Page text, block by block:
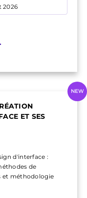
2026
ET SES
d'interface :
de
et méthodologie
NEW